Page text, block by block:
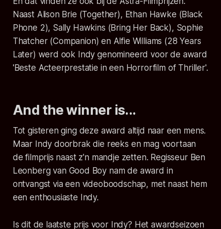
Naast Alison Brie (Together), Ethan Hawke (Black
Phone 2), Sally Hawkins (Bring Her Back), Sophie
Thatcher (Companion) en Alfie Williams (28 Years
Later) werd ook Indy genomineerd voor de award
'Beste Acteerprestatie in een Horrorfilm of Thriller'.
And the winner is...
Tot gisteren ging deze award altijd naar een mens.
Maar Indy doorbrak die reeks en mag voortaan
de filmprijs naast z'n mandje zetten. Regisseur Ben
Leonberg van Good Boy nam de award in
ontvangst via een videoboodschap, met naast hem
een enthousiaste Indy.
Is dit de laatste prijs voor Indy? Het awardseizoen